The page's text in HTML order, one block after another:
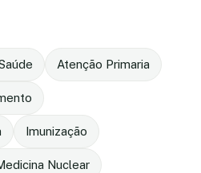
Atenção Primaria
Imunização
Nuclear